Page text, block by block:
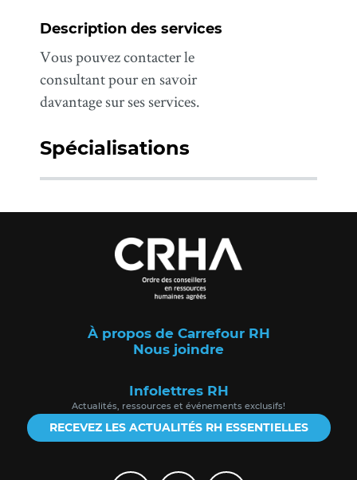
Description des services
Vous pouvez contacter le
consultant pour en savoir
davantage sur ses services.
Spécialisations
À propos de Carrefour RH
Nous joindre
Infolettres RH
Actualités, ressources et événements exclusifs!
RECEVEZ LES ACTUALITÉS RH ESSENTIELLES